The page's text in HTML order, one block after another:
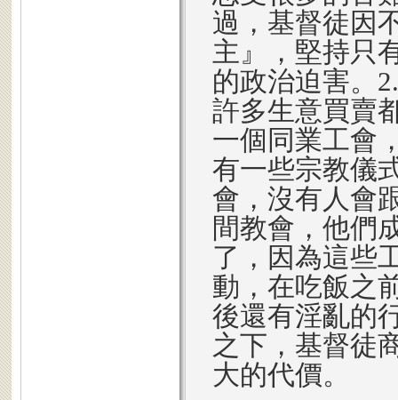
過，基督徒因
主』，堅持只
的政治迫害。
許多生意買賣
一個同業工會
有一些宗教儀
會，沒有人會
間教會，他們
了，因為這些
動，在吃飯之
後還有淫亂的
之下，基督徒
大的代價。